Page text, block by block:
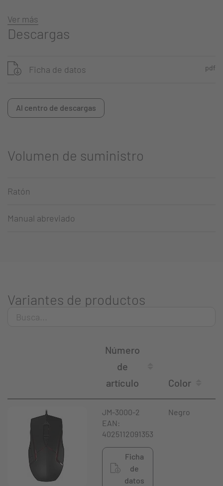
Ver más
Descargas
Ficha de datos pdf
Al centro de descargas
Volumen de suministro
Ratón
Manual abreviado
Variantes de productos
Número
de
artículo
Color
JM-3000-2
EAN:
4025112091353
Ficha
de
datos
Negro